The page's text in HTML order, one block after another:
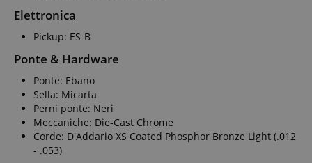
Elettronica
Pickup: ES-B
Ponte & Hardware
Ponte: Ebano
Sella: Micarta
Perni ponte: Neri
Meccaniche: Die-Cast Chrome
Corde: D'Addario XS Coated Phosphor Bronze Light (.012
- .053)